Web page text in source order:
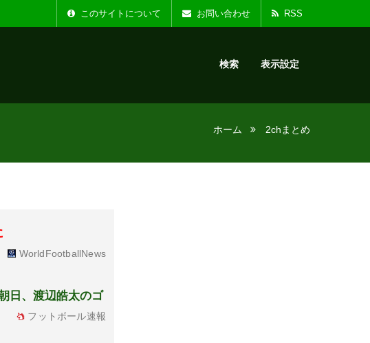
を追加しました。 お知らせ :
このサイトについて お問い合わせ RSS
検索 表示設定
ホーム 2chまとめ
WorldFootballNews
日、渡辺皓太のゴ
フットボール速報